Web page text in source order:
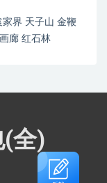
界 天子山 金鞭
廊 红石林
(全)